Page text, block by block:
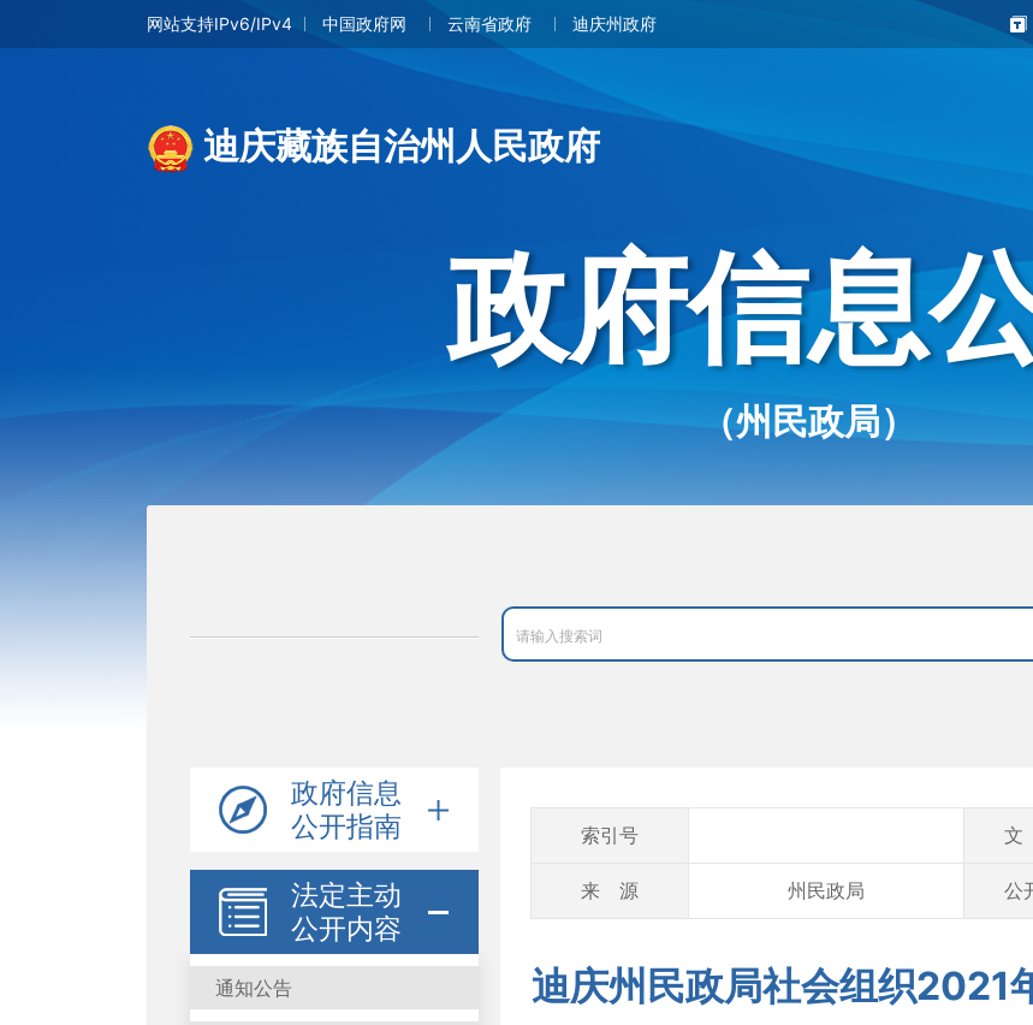
网站支持IPv6/IPv4 中国政府网 云南省政府 迪庆州政府
迪庆藏族自治州人民政府
政府信息
（州民政局）
政府信息
公开指南
法定主动
公开内容
通知公告
索引号
来 源 州民政局 公
迪庆州民政局社会组织2021